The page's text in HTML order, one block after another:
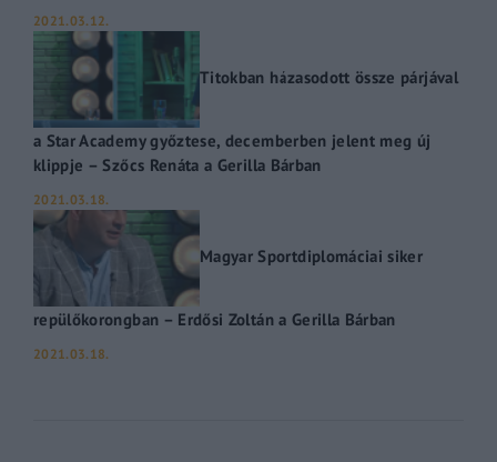
2021.03.12.
Titokban házasodott össze párjával
a Star Academy győztese, decemberben jelent meg új
klippje – Szőcs Renáta a Gerilla Bárban
2021.03.18.
Magyar Sportdiplomáciai siker
repülőkorongban – Erdősi Zoltán a Gerilla Bárban
2021.03.18.